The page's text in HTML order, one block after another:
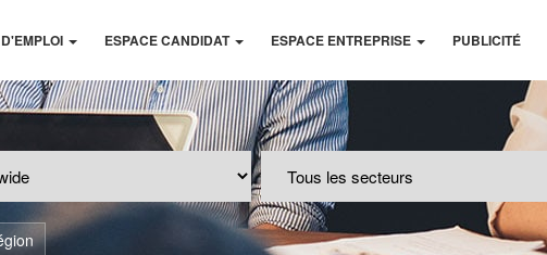
ESPACE CANDIDAT ESPACE ENTREPRISE PUBLICITÉ